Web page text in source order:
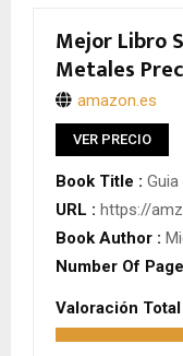
Mejor Libro
Metales
amazon.es
VER PRECIO
Book Title :
URL : https://
Book Author :
Number Of
Valoración Total